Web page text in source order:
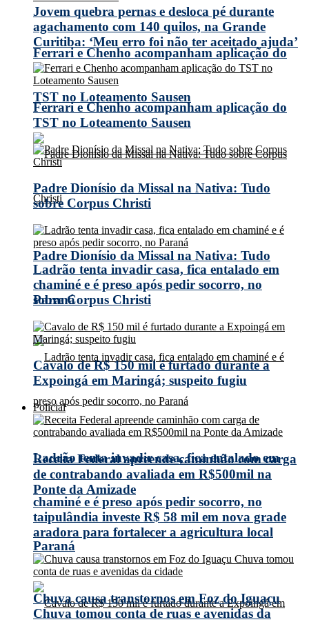
Ferrari e Chenho acompanham aplicação do
TST no Loteamento Sausen
Padre Dionísio da Missal na Nativa: Tudo
sobre Corpus Christi
Ladrão tenta invadir casa, fica entalado em
chaminé e é preso após pedir socorro, no
Paraná
Jovem quebra pernas e desloca pé durante
agachamento com 140 quilos, na Grande
Curitiba: ‘Meu erro foi não ter aceitado ajuda’
Ferrari e Chenho acompanham aplicação do
TST no Loteamento Sausen
Padre Dionísio da Missal na Nativa: Tudo
sobre Corpus Christi
Ladrão tenta invadir casa, fica entalado em
chaminé e é preso após pedir socorro, no
Paraná
Cavalo de R$ 150 mil é furtado durante a
Expoingá em Maringá; suspeito fugiu
Policial
Receita Federal apreende caminhão com carga
de contrabando avaliada em R$500mil na
Ponte da Amizade
taipulândia investe R$ 58 mil em nova grade
aradora para fortalecer a agricultura local
Chuva causa transtornos em Foz do Iguaçu
Chuva tomou conta de ruas e avenidas da